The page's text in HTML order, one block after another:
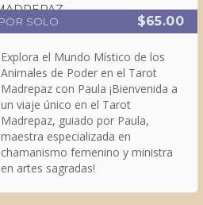
POR SOLO $65.00
Explora el Mundo Místico de los
Animales de Poder en el Tarot
Madrepaz con Paula ¡Bienvenida a
un viaje único en el Tarot
Madrepaz, guiado por Paula,
maestra especializada en
chamanismo femenino y ministra
en artes sagradas!